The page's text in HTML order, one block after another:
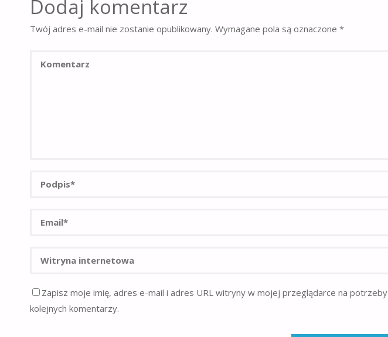
Dodaj komentarz
Twój adres e-mail nie zostanie opublikowany. Wymagane pola są oznaczone*
Zapisz moje imię, adres e-mail i adres URL witryny w mojej przeglądarce na potrzeby
kolejnych komentarzy.